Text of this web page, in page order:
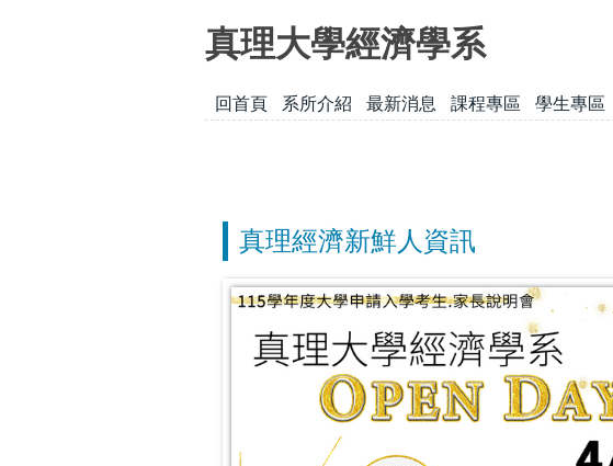
真理大學經濟學系
回首頁 系所介紹 最新消息 課程專區 學生專區
真理經濟新鮮人資訊